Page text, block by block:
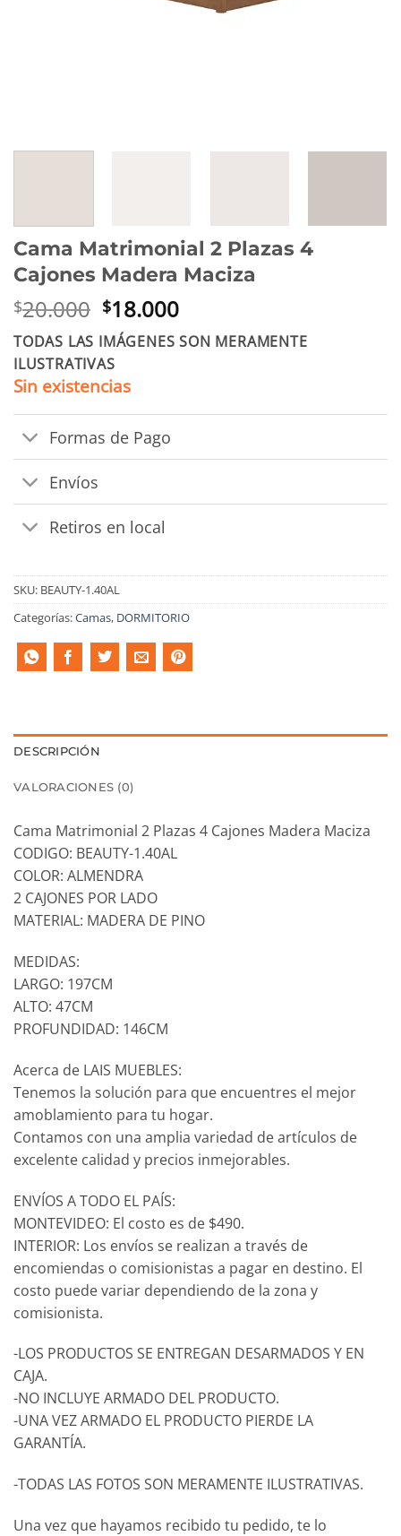
Cama Matrimonial 2 Plazas 4
Cajones Madera Maciza
$20.000 El
precio
original
era:
$20.000.
$18.000El
precio
actual
TODAS LAS IMÁGENES SON MERAMENTE
ILUSTRATIVAS
Sin existencias
Formas de Pago
Envíos
Retiros en local
SKU: BEAUTY-1.40AL
Categorías:Camas, DORMITORIO
DESCRIPCIÓN
VALORACIONES (0)
Cama Matrimonial 2 Plazas 4 Cajones Madera Maciza
CODIGO: BEAUTY-1.40AL
COLOR: ALMENDRA
2 CAJONES POR LADO
MATERIAL: MADERA DE PINO
MEDIDAS:
LARGO: 197CM
ALTO: 47CM
PROFUNDIDAD: 146CM
Acerca de LAIS MUEBLES:
Tenemos la solución para que encuentres el mejor
amoblamiento para tu hogar.
Contamos con una amplia variedad de artículos de
excelente calidad y precios inmejorables.
ENVÍOS A TODO EL PAÍS:
MONTEVIDEO: El costo es de $490.
INTERIOR: Los envíos se realizan a través de
encomiendas o comisionistas a pagar en destino. El
costo puede variar dependiendo de la zona y
comisionista.
-LOS PRODUCTOS SE ENTREGAN DESARMADOS Y EN
CAJA.
-NO INCLUYE ARMADO DEL PRODUCTO.
-UNA VEZ ARMADO EL PRODUCTO PIERDE LA
GARANTÍA.
-TODAS LAS FOTOS SON MERAMENTE ILUSTRATIVAS.
Una vez que hayamos recibido tu pedido, te lo